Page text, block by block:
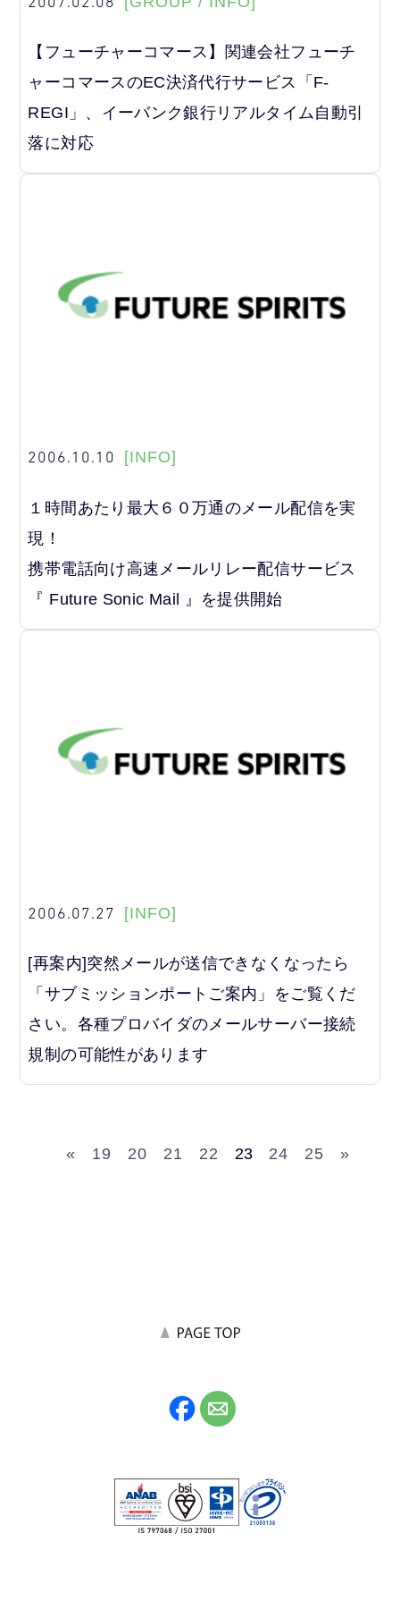
【フューチャーコマース】関連会社フューチ
ャーコマースのEC決済代行サービス「F-
REGI」、イーバンク銀行リアルタイム自動引
落に対応
2006.10.10 [INFO]
１時間あたり最大６０万通のメール配信を実
現！
携帯電話向け高速メールリレー配信サービス
『 Future Sonic Mail 』を提供開始
2006.07.27 [INFO]
[再案内]突然メールが送信できなくなったら
「サブミッションポートご案内」をご覧くだ
さい。各種プロバイダのメールサーバー接続
規制の可能性があります
« 19 20 21 22 23 24 25 »